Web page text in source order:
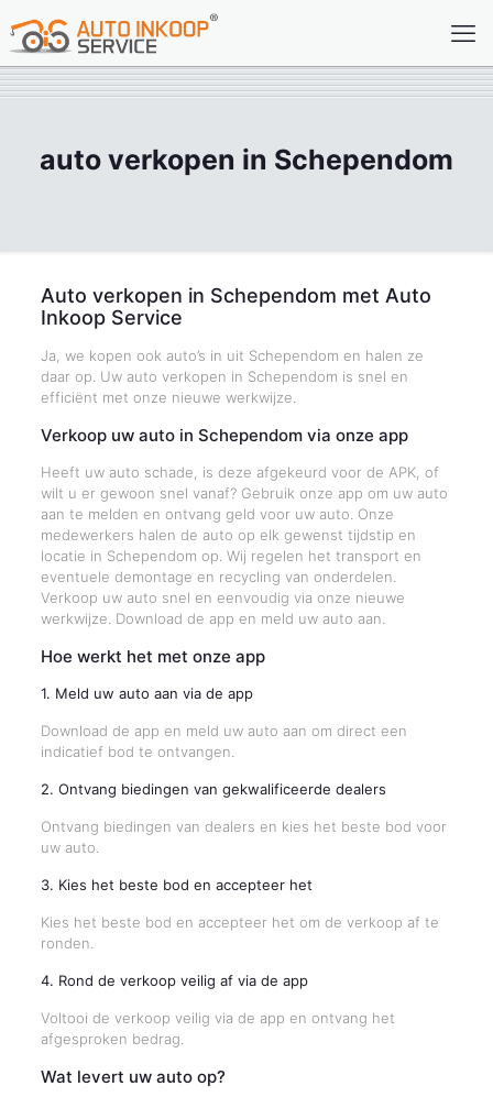
auto verkopen in Schependom
Auto verkopen in Schependom met Auto
Inkoop Service
Ja, we kopen ook auto’s in uit Schependom en halen ze
daar op. Uw auto verkopen in Schependom is snel en
efficiënt met onze nieuwe werkwijze.
Verkoop uw auto in Schependom via onze app
Heeft uw auto schade, is deze afgekeurd voor de APK, of
wilt u er gewoon snel vanaf? Gebruik onze app om uw auto
aan te melden en ontvang geld voor uw auto. Onze
medewerkers halen de auto op elk gewenst tijdstip en
locatie in Schependom op. Wij regelen het transport en
eventuele demontage en recycling van onderdelen.
Verkoop uw auto snel en eenvoudig via onze nieuwe
werkwijze. Download de app en meld uw auto aan.
Hoe werkt het met onze app
1. Meld uw auto aan via de app
Download de app en meld uw auto aan om direct een
indicatief bod te ontvangen.
2. Ontvang biedingen van gekwalificeerde dealers
Ontvang biedingen van dealers en kies het beste bod voor
uw auto.
3. Kies het beste bod en accepteer het
Kies het beste bod en accepteer het om de verkoop af te
ronden.
4. Rond de verkoop veilig af via de app
Voltooi de verkoop veilig via de app en ontvang het
afgesproken bedrag.
Wat levert uw auto op?